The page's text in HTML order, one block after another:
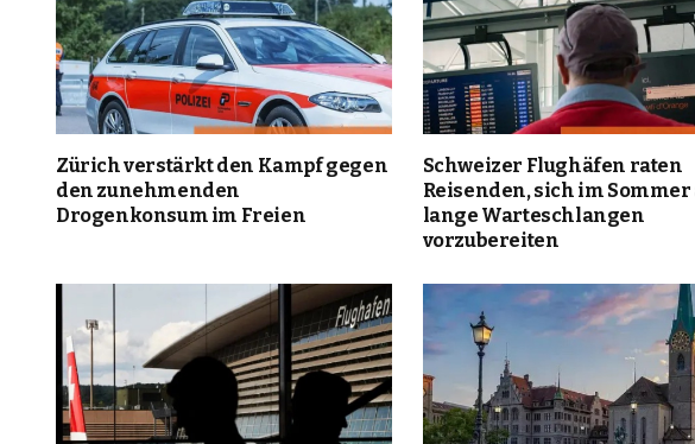
Zürich verstärkt den Kampf gegen
den zunehmenden
Drogenkonsum im Freien
Schweizer Flughäfen raten
Reisenden, sich im Sommer
lange Warteschlangen
vorzubereiten